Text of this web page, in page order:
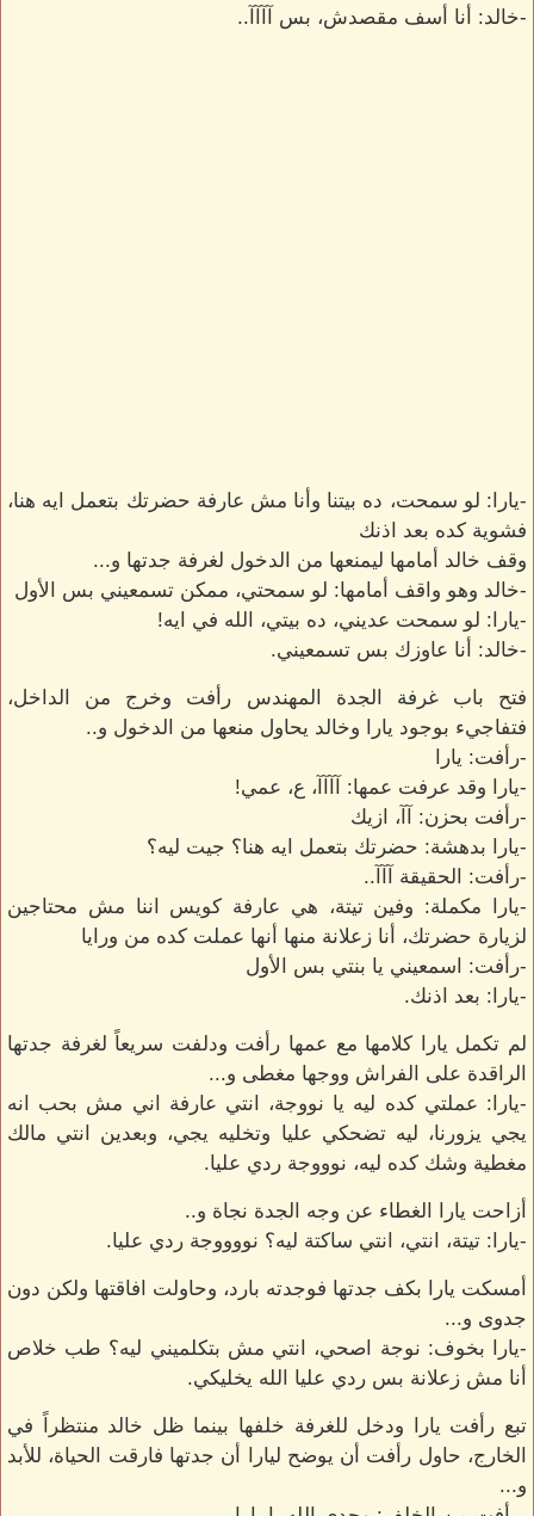
-خالد: أنا أسف مقصدش، بس آآآآ..
-يارا: لو سمحت، ده بيتنا وأنا مش عارفة حضرتك بتعمل ايه هنا،
فشوية كده بعد اذنك
وقف خالد أمامها ليمنعها من الدخول لغرفة جدتها و...
-خالد وهو واقف أمامها: لو سمحتي، ممكن تسمعيني بس الأول
-يارا: لو سمحت عديني، ده بيتي، الله في ايه!
-خالد: أنا عاوزك بس تسمعيني.
فتح باب غرفة الجدة المهندس رأفت وخرج من الداخل،
فتفاجيء بوجود يارا وخالد يحاول منعها من الدخول و..
-رأفت: يارا
-يارا وقد عرفت عمها: آآآآ، ع، عمي!
-رأفت بحزن: آآ، ازيك
-يارا بدهشة: حضرتك بتعمل ايه هنا؟ جيت ليه؟
-رأفت: الحقيقة آآآ..
-يارا مكملة: وفين تيتة، هي عارفة كويس اننا مش محتاجين
لزيارة حضرتك، أنا زعلانة منها أنها عملت كده من ورايا
-رأفت: اسمعيني يا بنتي بس الأول
-يارا: بعد اذنك.
لم تكمل يارا كلامها مع عمها رأفت ودلفت سريعاً لغرفة جدتها
الراقدة على الفراش ووجها مغطى و...
-يارا: عملتي كده ليه يا نووجة، انتي عارفة اني مش بحب انه
يجي يزورنا، ليه تضحكي عليا وتخليه يجي، وبعدين انتي مالك
مغطية وشك كده ليه، نوووجة ردي عليا.
أزاحت يارا الغطاء عن وجه الجدة نجاة و..
-يارا: تيتة، انتي، انتي ساكتة ليه؟ نووووجة ردي عليا.
أمسكت يارا بكف جدتها فوجدته بارد، وحاولت افاقتها ولكن دون
جدوى و...
-يارا بخوف: نوجة اصحي، انتي مش بتكلميني ليه؟ طب خلاص
أنا مش زعلانة بس ردي عليا الله يخليكي.
تبع رأفت يارا ودخل للغرفة خلفها بينما ظل خالد منتظراً في
الخارج، حاول رأفت أن يوضح ليارا أن جدتها فارقت الحياة، للأبد
و...